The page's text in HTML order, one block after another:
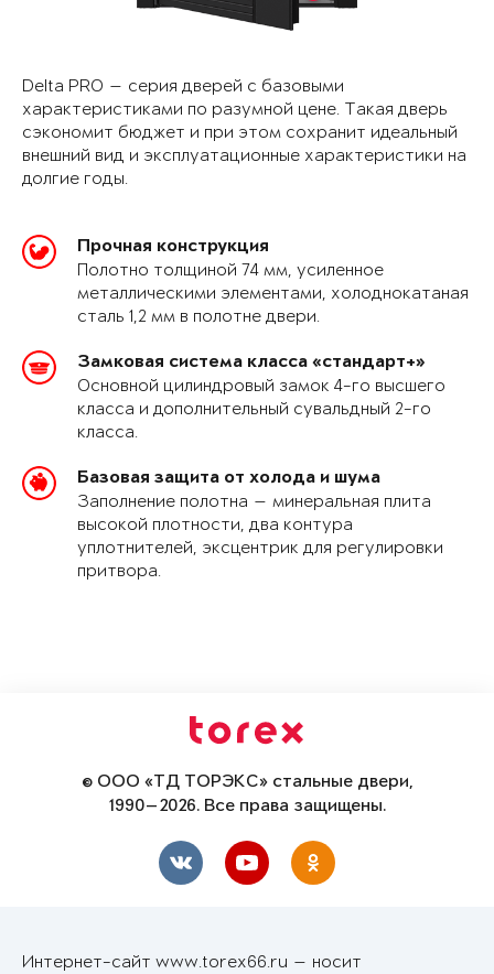
Delta PRO — серия дверей с базовыми
характеристиками по разумной цене. Такая дверь
сэкономит бюджет и при этом сохранит идеальный
внешний вид и эксплуатационные характеристики на
долгие годы.
Прочная конструкция
Полотно толщиной 74 мм, усиленное
металлическими элементами, холоднокатаная
сталь 1,2 мм в полотне двери.
Замковая система класса «стандарт+»
Основной цилиндровый замок 4-го высшего
класса и дополнительный сувальдный 2-го
класса.
Базовая защита от холода и шума
Заполнение полотна — минеральная плита
высокой плотности, два контура
уплотнителей, эксцентрик для регулировки
притвора.
© ООО «ТД ТОРЭКС» стальные двери,
1990—2026. Все права защищены.
Интернет-сайт www.torex66.ru — носит